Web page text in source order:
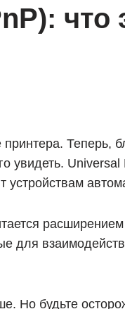
что
Теперь,
увидеть.
расширением
Но будьте